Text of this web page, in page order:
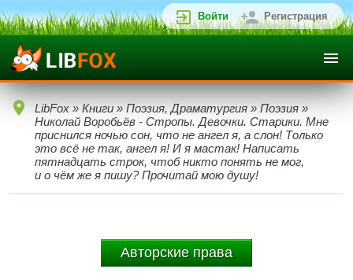
Войти Регистрация
LibFox » Книги » Поэзия, Драматургия » Поэзия »
Николай Воробьёв - Стропы. Девочки. Старики. Мне
приснился ночью сон, что не ангел я, а слон! Только
это всё не так, ангел я! И я мастак! Написать
пятнадцать строк, чтоб никто понять не мог,
и о чём же я пишу? Прочитай мою душу!
Авторские права